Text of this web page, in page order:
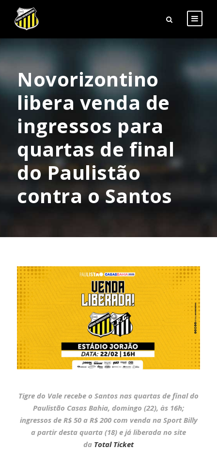
Novorizontino
libera venda de
ingressos para
quartas de final
do Paulistão
contra o Santos
Tigre do Vale recebe o Santos nas quartas de final do
Paulistão Casas Bahia, domingo (22), às 16h;
ingressos de R$ 50 a R$ 200 com venda na Sport Billy
a partir desta quarta (18) e já liberada no site
da Total Ticket